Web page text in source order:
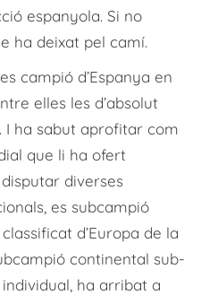
espanyola. Si no
ha deixat pel camí.
campió d’Espanya en
elles les d’absolut
I ha sabut aprofitar com
que li ha ofert
diverses
es subcampió
d’Europa de la
continental sub-
ha arribat a